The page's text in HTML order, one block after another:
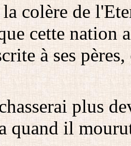
colère de
cette nation
à ses
plus
quand il